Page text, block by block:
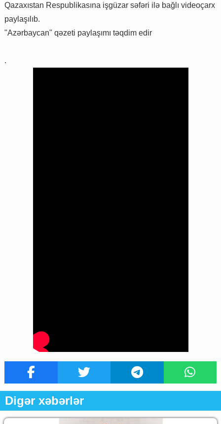
Qazaxıstan Respublikasına işgüzar səfəri ilə bağlı videoçarx
paylaşılıb.
"Azərbaycan" qəzeti paylaşımı təqdim edir
.
Digər xəbərlər